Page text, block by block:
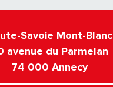
Savoie Mont-Blanc
avenue du Parmelan
74 000 Annecy